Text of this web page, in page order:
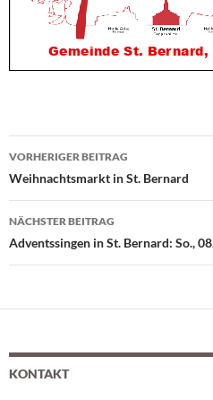
Beitragsnavigation
VORHERIGER BEITRAG
Weihnachtsmarkt in St. Bernard
NÄCHSTER BEITRAG
Adventssingen in St. Bernard: So.,
KONTAKT